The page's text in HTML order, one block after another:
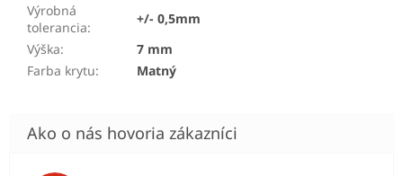
Výrobná
tolerancia:
+/- 0,5mm
Výška:
7 mm
Farba krytu: Matný